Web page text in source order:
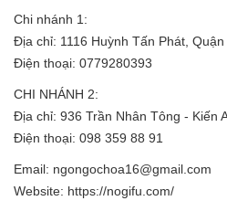
Chi nhánh 1:
Địa chỉ: 1116 Huỳnh Tấn Phát,
Điện thoại: 0779280393
CHI NHÁNH 2:
Địa chỉ: 936 Trần Nhân Tông - Kiến
Điện thoại: 098 359 88 91
Email: ngongochoa16@gmail.com
Website: https://nogifu.com/